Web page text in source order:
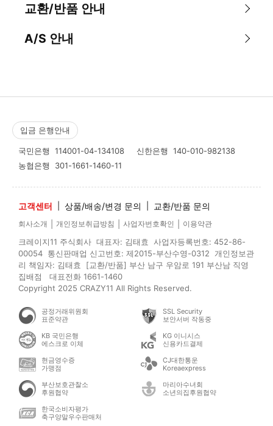
교환/반품 안내
A/S 안내
입금 은행안내
국민은행 114001-04-134108 신한은행 140-010-982138
농협은행 301-1661-1460-11
고객센터 상품/배송/변경 문의 교환/반품 문의
회사소개 개인정보취급방침 사업자번호확인 이용약관
크레이지11 주식회사 대표자: 김태효 사업자등록번호: 452-86-
00054 통신판매업 신고번호: 제2015-부산수영-0312 개인정보관
리 책임자: 김태효 [교환/반품] 부산 남구 우암로 191 부산남 직영
집배점 대표전화 1661-1460
Copyright 2025 CRAZY11 All Rights Reserved.
공정거래위원회
표준약관
SSL Security
보안서버 작동중
KB 국민은행
에스크로 이체
KG 이니시스
신용카드결제
현금영수증
가맹점
CJ대한통운
Koreaexpress
부산보호관찰소
후원협약
마리아수녀회
소년의집후원협약
한국소비자평가
축구양말우수판매처